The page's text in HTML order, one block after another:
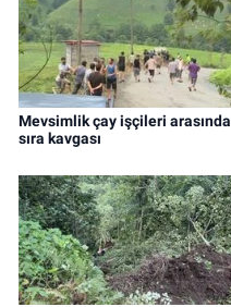
Mevsimlik çay işçileri arasında
sıra kavgası